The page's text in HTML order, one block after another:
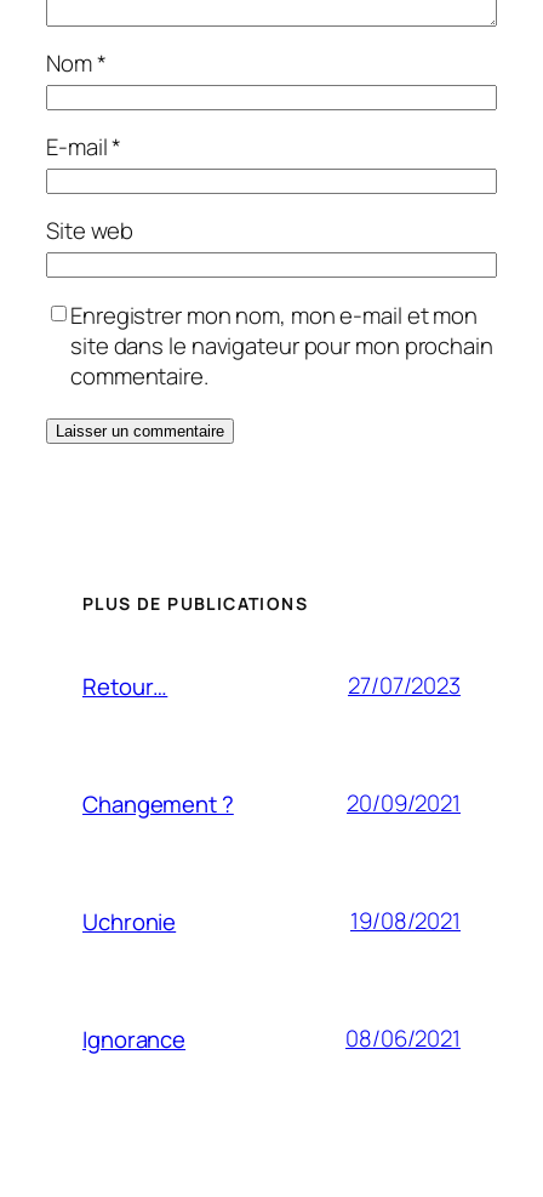
Nom*
E-mail*
Site web
Enregistrer mon nom, mon e-mail et mon
site dans le navigateur pour mon prochain
commentaire.
PLUS DE PUBLICATIONS
Retour… 27/07/2023
Changement ? 20/09/2021
Uchronie 19/08/2021
Ignorance 08/06/2021